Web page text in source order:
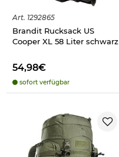
Art. 1292865
Brandit Rucksack US
Cooper XL 58 Liter schwarz
54,98€
sofort verfügbar